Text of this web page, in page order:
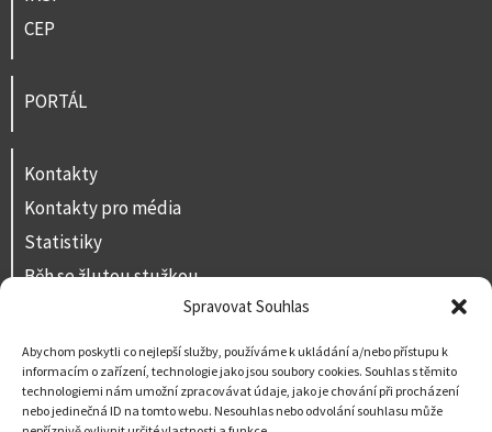
Spravovat Souhlas
Abychom poskytli co nejlepší služby, používáme k ukládání a/nebo přístupu k
informacím o zařízení, technologie jako jsou soubory cookies. Souhlas s těmito
technologiemi nám umožní zpracovávat údaje, jako je chování při procházení
nebo jedinečná ID na tomto webu. Nesouhlas nebo odvolání souhlasu může
CEP
PORTÁL
Kontakty
Kontakty pro média
Statistiky
Běh se žlutou stužkou
Prohlášení o přístupnosti
Napište nám